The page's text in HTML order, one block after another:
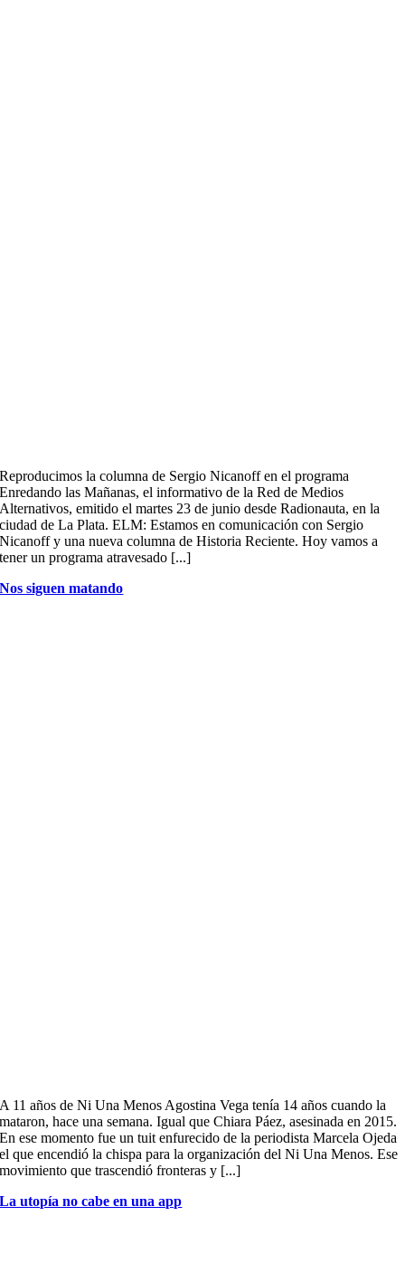
Reproducimos la columna de Sergio Nicanoff en el programa
Enredando las Mañanas, el informativo de la Red de Medios
Alternativos, emitido el martes 23 de junio desde Radionauta, en la
ciudad de La Plata. ELM: Estamos en comunicación con Sergio
Nicanoff y una nueva columna de Historia Reciente. Hoy vamos a
tener un programa atravesado [...]
Nos siguen matando
A 11 años de Ni Una Menos Agostina Vega tenía 14 años cuando la
mataron, hace una semana. Igual que Chiara Páez, asesinada en 2015.
En ese momento fue un tuit enfurecido de la periodista Marcela Ojeda
el que encendió la chispa para la organización del Ni Una Menos. Ese
movimiento que trascendió fronteras y [...]
La utopía no cabe en una app